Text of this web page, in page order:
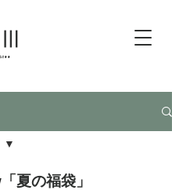
Ⅲ
夏の福袋」